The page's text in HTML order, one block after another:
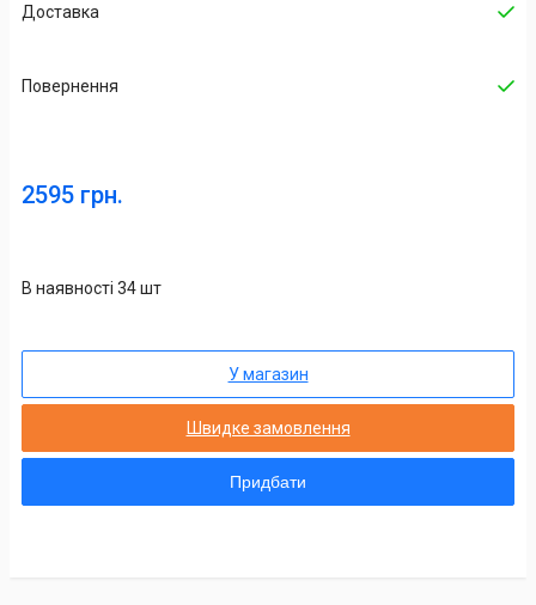
Доставка
Повернення
2595 грн.
В наявності 34 шт
У магазин
Швидке замовлення
Придбати